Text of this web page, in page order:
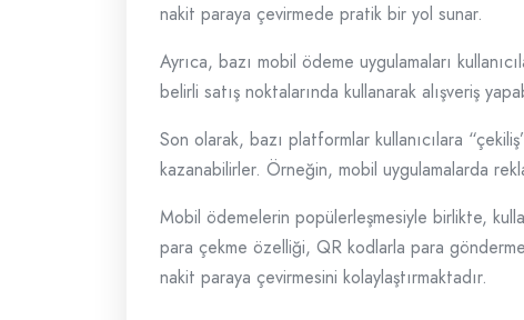
nakit paraya çevirmede pratik bir yol sunar.
Ayrıca, bazı mobil ödeme uygulamaları
belirli satış noktalarında kullanarak alışveriş
Son olarak, bazı platformlar kullanıcılara
kazanabilirler. Örneğin, mobil uygulamalarda
Mobil ödemelerin popülerleşmesiyle birlikte,
para çekme özelliği, QR kodlarla para
nakit paraya çevirmesini kolaylaştırmaktadır.